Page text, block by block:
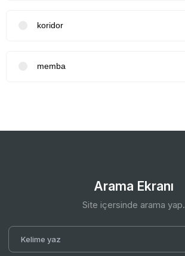
koridor
memba
Arama Ekranı
Site içersinde arama yap.